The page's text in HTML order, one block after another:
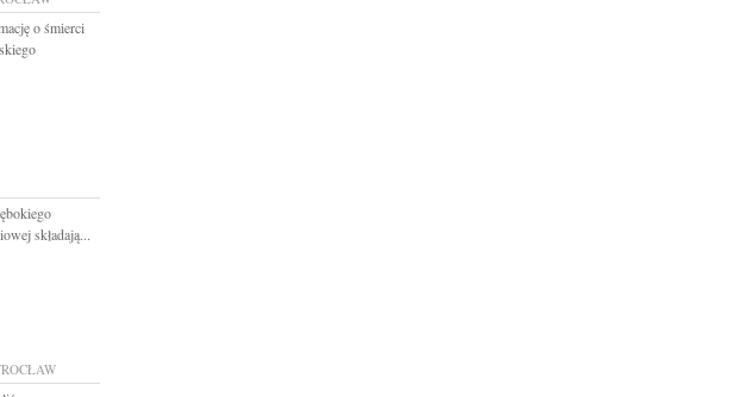
o śmierci
składają...